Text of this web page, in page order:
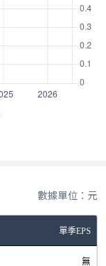
數據單位：元
單季EPS
無